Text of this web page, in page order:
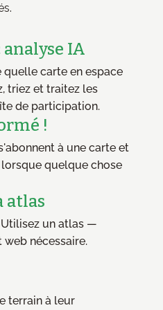
IA
carte en espace
triez et traitez les
de participation.
!
à une carte et
quelque chose
atlas
Utilisez un atlas —
nécessaire.
terrain à leur